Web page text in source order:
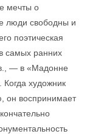
мечты о
люди свободны и
поэтическая
самых ранних
— в «Мадонне
художник
он воспринимает